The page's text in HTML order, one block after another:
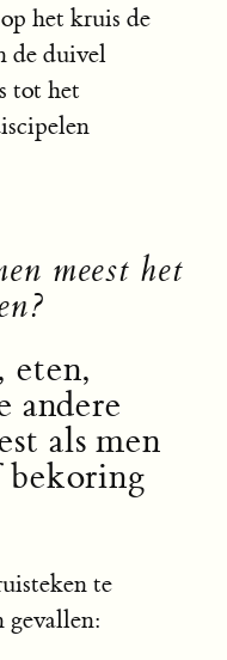
het kruis de
de duivel
tot het
meest het
eten,
andere
als men
te
gevallen: